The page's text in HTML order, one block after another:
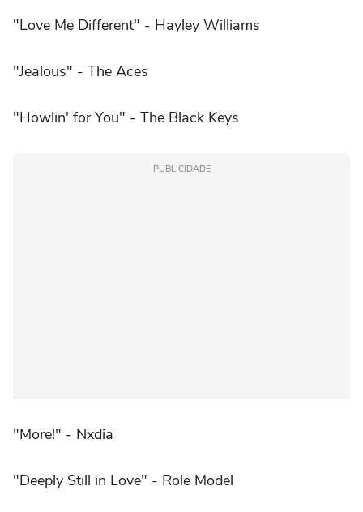
"Love Me Different" - Hayley Williams
"Jealous" - The Aces
"Howlin' for You" - The Black Keys
PUBLICIDADE
"More!" - Nxdia
"Deeply Still in Love" - Role Model